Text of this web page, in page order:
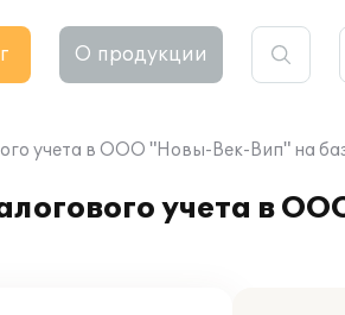
О продукции
учета в ООО "Новы-Век-Вип" на
учета в